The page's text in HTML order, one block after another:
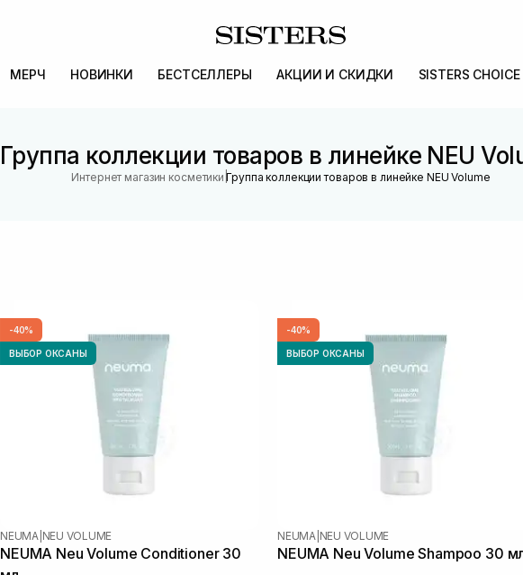
МЕРЧ НОВИНКИ БЕСТСЕЛЛЕРЫ АКЦИИ И СКИДКИ SISTERS CHOICE
Группа коллекции товаров в линейке NEU
Интернет магазин косметики |Группа коллекции товаров в линейке NEU Volume
-40%
ВЫБОР ОКСАНЫ
NEUMA NEU VOLUME
NEUMA Neu Volume Conditioner 30
-40%
ВЫБОР ОКСАНЫ
NEUMA NEU VOLUME
NEUMA Neu Volume Shampoo 30